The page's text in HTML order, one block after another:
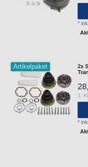
*
Artikelpaket
2x
1
*